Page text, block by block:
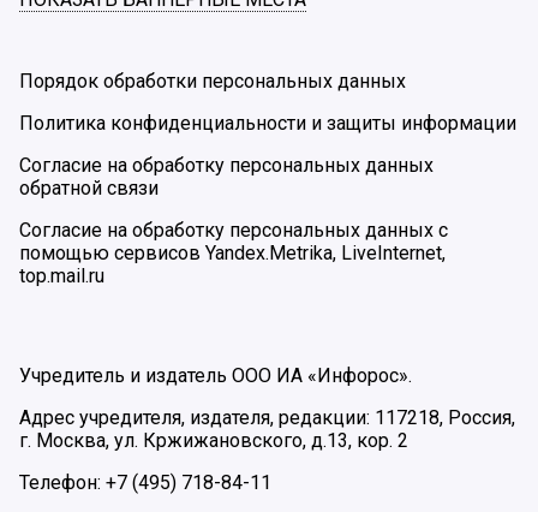
Порядок обработки персональных данных
Политика конфиденциальности и защиты информации
Согласие на обработку персональных данных
обратной связи
Согласие на обработку персональных данных с
помощью сервисов Yandex.Metrika, LiveInternet,
top.mail.ru
Учредитель и издатель ООО ИА «Инфорос».
Адрес учредителя, издателя, редакции: 117218, Россия,
г. Москва, ул. Кржижановского, д.13, кор. 2
Телефон: +7 (495) 718-84-11